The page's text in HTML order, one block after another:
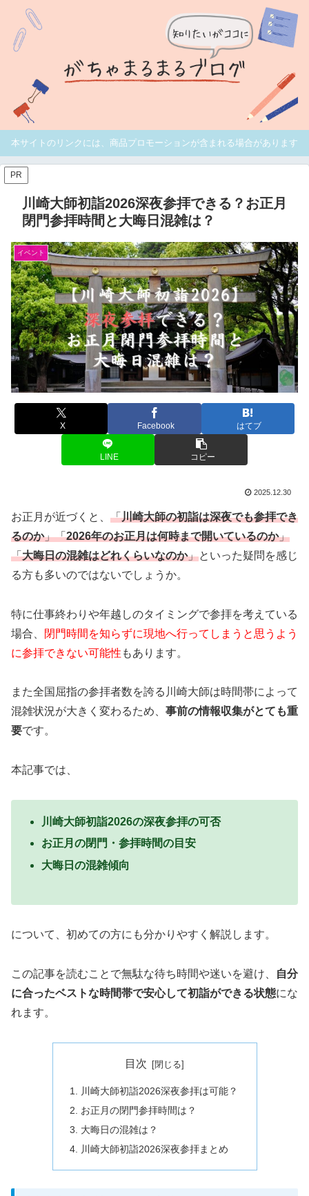
本サイトのリンクには、商品プロモーションが含まれる場合があります
PR
川崎大師初詣2026深夜参拝できる？お正月
閉門参拝時間と大晦日混雑は？
イベント
X Facebook はてブ
LINE コピー
2025.12.30
お正月が近づくと、 「川崎大師の初詣は深夜でも参拝でき
るのか」「2026年のお正月は何時まで開いているのか」
「大晦日の混雑はどれくらいなのか」といった疑問を感じ
る方も多いのではないでしょうか。
特に仕事終わりや年越しのタイミングで参拝を考えている
場合、
閉門時間を知らずに現地へ行ってしまうと思うよう
に参拝できない可能性 もあります。
また全国屈指の参拝者数を誇る川崎大師は時間帯によって
混雑状況が大きく変わるため、 事前の情報収集がとても重
要です。
本記事では、
川崎大師初詣2026の深夜参拝の可否
お正月の閉門・参拝時間の目安
大晦日の混雑傾向
について、初めての方にも分かりやすく解説します。
この記事を読むことで無駄な待ち時間や迷いを避け、
自分
に合ったベストな時間帯で安心して初詣ができる状態にな
れます。
目次
川崎大師初詣2026深夜参拝は可能？
お正月の閉門参拝時間は？
大晦日の混雑は？
川崎大師初詣2026深夜参拝まとめ